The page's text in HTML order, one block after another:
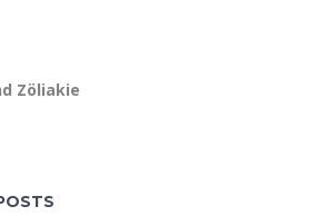
Zöliakie